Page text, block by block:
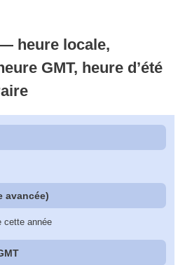
heure locale,
GMT, heure d’été
avancée)
cette année